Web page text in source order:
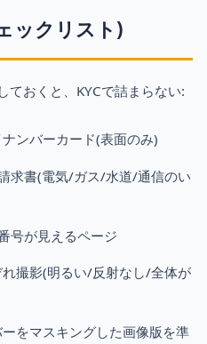
ックリスト)
ておくと、KYCで詰まらない:
ンバーカード(表面のみ)
求書(電気/ガス/水道/通信のい
号が見えるページ
撮影(明るい/反射なし/全体が
をマスキングした画像版を準